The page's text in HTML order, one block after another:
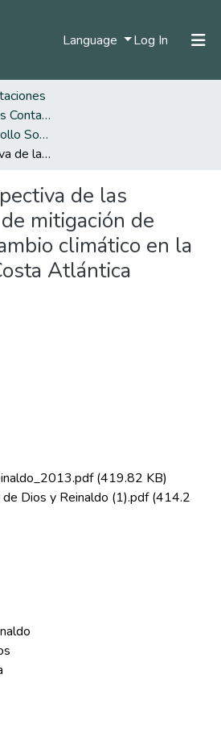
Language Log In (current)
Facultad de Ciencias Contables Económicas y Administrativas
Maestria en Desarrollo Sostenible y Medio Ambiente
Estado y prospectiva de las posibilidades de mitigación de impacto del cambio climático en la región de la Costa Atlántica
de las
mitigación de
climático en la
Atlántica
(419.82 KB)
Dios y Reinaldo (1).pdf(414.2